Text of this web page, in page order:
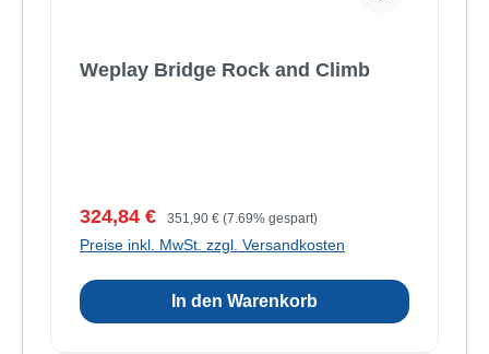
Weplay Bridge Rock and Climb
Verkaufspreis:
324,84 € Regulärer Preis:
351,90 € (7.69% gespart)
Preise inkl. MwSt. zzgl. Versandkosten
In den Warenkorb